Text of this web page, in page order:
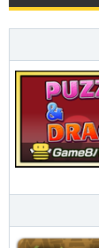
Lv99
Lv120
Lv99
Lv99